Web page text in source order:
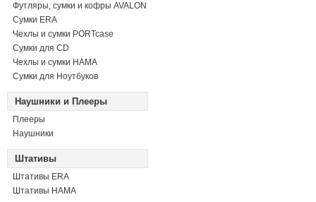
Футляры, сумки и кофры AVALON
Сумки ERA
Чехлы и сумки PORTcase
Сумки для CD
Чехлы и сумки HAMA
Сумки для Ноутбуков
Наушники и Плееры
Плееры
Наушники
Штативы
Штативы ERA
Штативы HAMA